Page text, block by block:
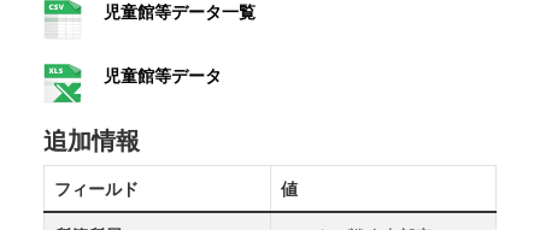
児童館等データ一覧
児童館等データ
追加情報
フィールド 値